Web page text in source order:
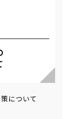
について